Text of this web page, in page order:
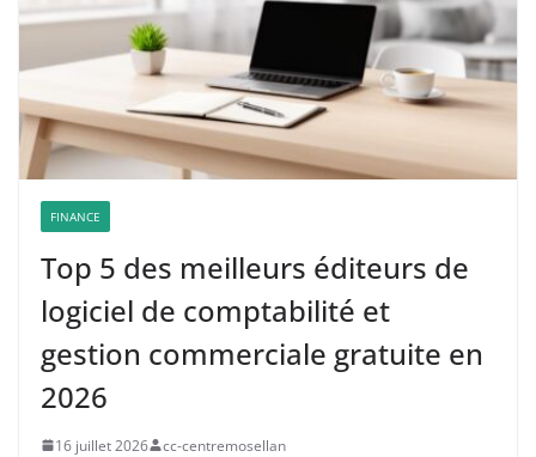
FINANCE
Top 5 des meilleurs éditeurs de
logiciel de comptabilité et
gestion commerciale gratuite en
2026
16 juillet 2026 cc-centremosellan